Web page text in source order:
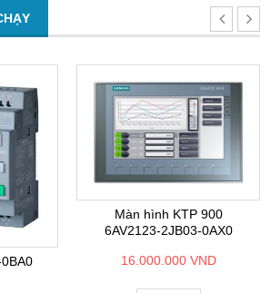
Màn hình KTP 900
6AV2123-2JB03-0AX0
16.000.000 VND